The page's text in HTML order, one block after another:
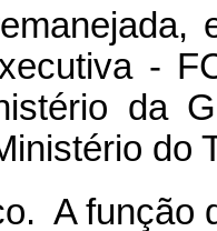
-
da
do
A função